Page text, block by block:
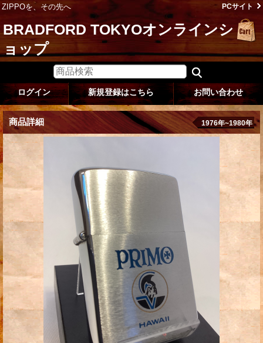
ZIPPOを、その先へ PCサイト
BRADFORD TOKYOオンラインシ
ョップ
ログイン 新規登録はこちら お問い合わせ
商品詳細 1976年~1980年